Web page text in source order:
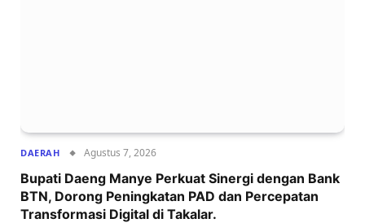
DAERAH Agustus 7, 2026
Bupati Daeng Manye Perkuat Sinergi dengan Bank
BTN, Dorong Peningkatan PAD dan Percepatan
Transformasi Digital di Takalar.